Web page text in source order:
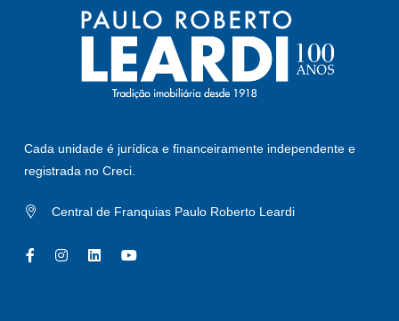
Cada unidade é jurídica e financeiramente independente e
registrada no Creci.
Central de Franquias Paulo Roberto Leardi